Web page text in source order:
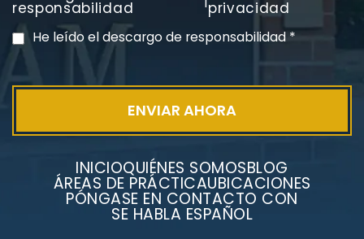
PVC Cloruro de polivinilo
Exposición
responsabilidad privacidad
He leído el descargo de responsabilidad*
INICIOQUIÉNES SOMOSBLOG
ÁREAS DE PRÁCTICAUBICACIONES
PÓNGASE EN CONTACTO CON
SE HABLA ESPAÑOL